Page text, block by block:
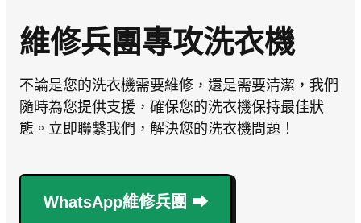
維修兵團專攻洗衣機
不論是您的洗衣機需要維修，還是需要清潔，我們
隨時為您提供支援，確保您的洗衣機保持最佳狀
態。立即聯繫我們，解決您的洗衣機問題！
WhatsApp維修兵團 ⮕